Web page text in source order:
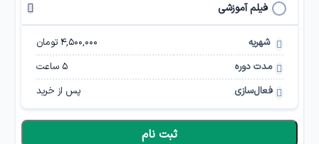
فیلم آموزشی
شهریه
۴,۵۰۰,۰۰۰ تومان
مدت دوره
5 ساعت
فعال‌سازی
پس از خرید
ثبت نام